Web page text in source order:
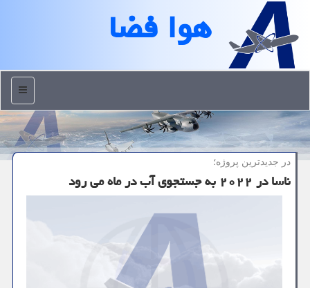
هوا فضا
منو
در جدیدترین پروژه؛
ناسا در ۲۰۲۲ به جستجوی آب در ماه می رود